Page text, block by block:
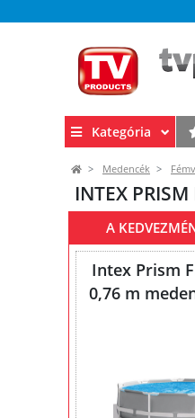
Kategória
Medencék
INTEX
A
Intex Prism
0,76 m